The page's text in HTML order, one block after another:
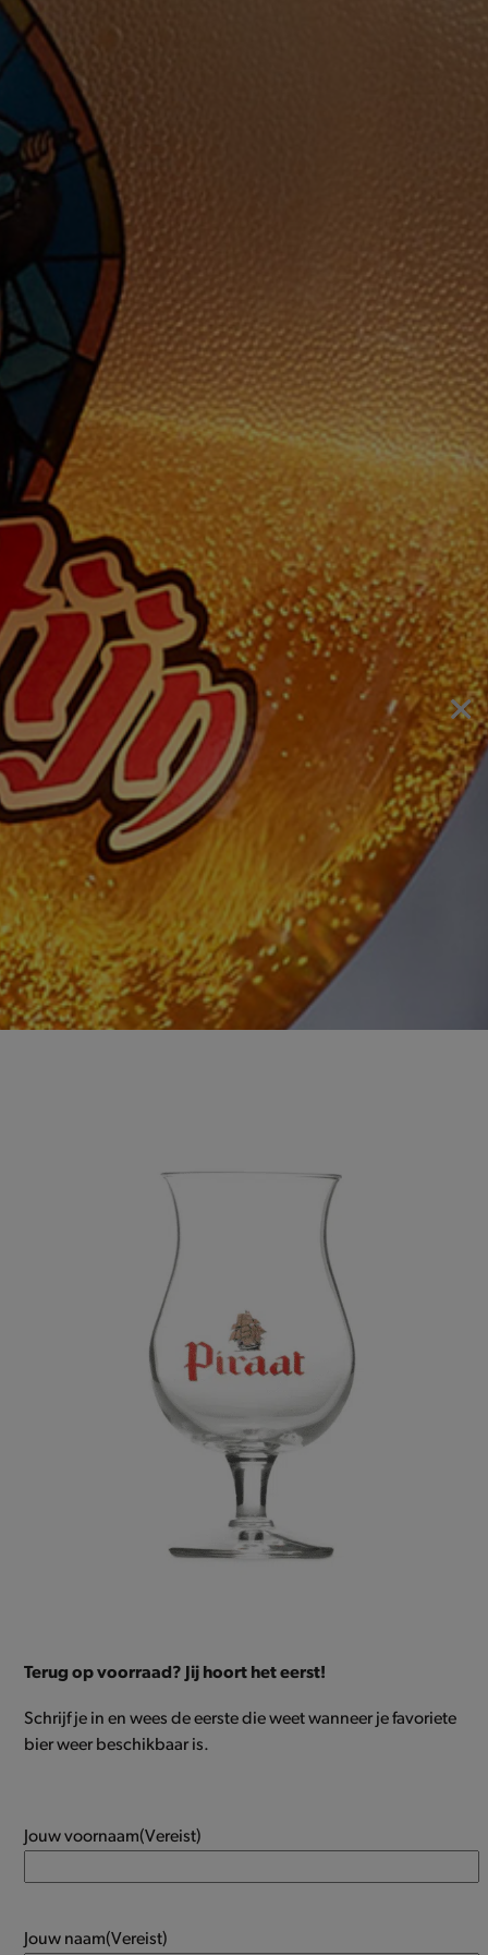
Terug op voorraad? Jij hoort het eerst!
Schrijf je in en wees de eerste die weet wanneer je favoriete
bier weer beschikbaar is.
Jouw voornaam(Vereist)
Jouw naam(Vereist)